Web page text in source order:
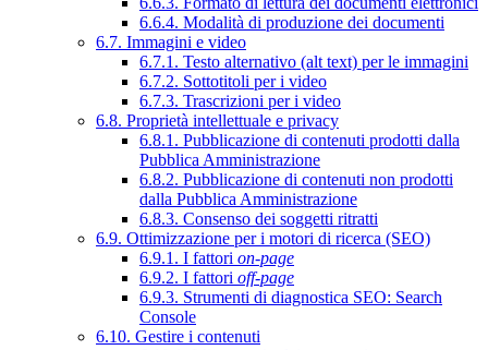
6.6.4. Modalità di produzione dei documenti
6.7. Immagini e video
6.7.1. Testo alternativo (alt text) per le immagini
6.7.2. Sottotitoli per i video
6.7.3. Trascrizioni per i video
6.8. Proprietà intellettuale e privacy
6.8.1. Pubblicazione di contenuti prodotti dalla
Pubblica Amministrazione
6.8.2. Pubblicazione di contenuti non prodotti
dalla Pubblica Amministrazione
6.8.3. Consenso dei soggetti ritratti
6.9. Ottimizzazione per i motori di ricerca (SEO)
6.9.1. I fattori on-page
6.9.2. I fattori off-page
6.9.3. Strumenti di diagnostica SEO: Search
Console
6.10. Gestire i contenuti